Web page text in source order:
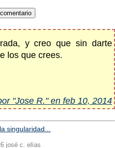
y creo que sin darte
los que crees.
"Jose R." en feb 10, 2014
la singularidad...
josé c. elías